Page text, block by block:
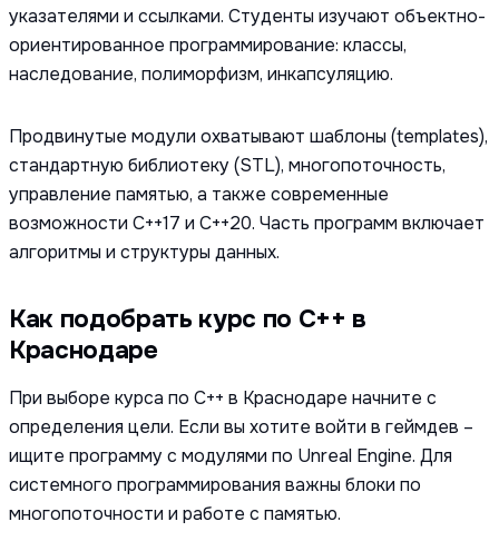
указателями и ссылками. Студенты изучают объектно-
ориентированное программирование: классы,
наследование, полиморфизм, инкапсуляцию.
Продвинутые модули охватывают шаблоны (templates),
стандартную библиотеку (STL), многопоточность,
управление памятью, а также современные
возможности C++17 и C++20. Часть программ включает
алгоритмы и структуры данных.
Как подобрать курс по C++ в
Краснодаре
При выборе курса по C++ в Краснодаре начните с
определения цели. Если вы хотите войти в геймдев –
ищите программу с модулями по Unreal Engine. Для
системного программирования важны блоки по
многопоточности и работе с памятью.